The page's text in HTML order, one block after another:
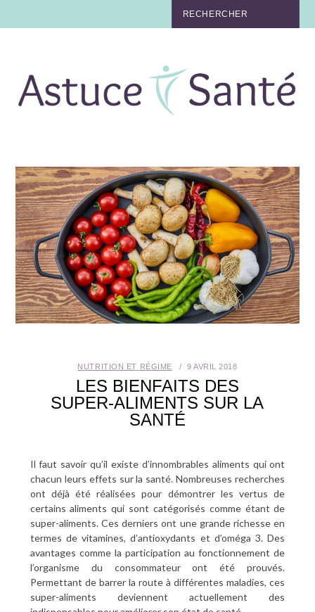
TABAC
NUTRITION
MÉDECINE
MÉDECINE DOUCE
BIEN-ÊTRE
SENIOR
NUTRITION ET RÉGIME 9 AVRIL 2018
LES BIENFAITS DES
SUPER-ALIMENTS SUR LA
SANTÉ
Il faut savoir qu’il existe d’innombrables aliments qui ont
chacun leurs effets sur la santé. Nombreuses recherches
ont déjà été réalisées pour démontrer les vertus de
certains aliments qui sont catégorisés comme étant de
super-aliments. Ces derniers ont une grande richesse en
termes de vitamines, d’antioxydants et d’oméga 3. Des
avantages comme la participation au fonctionnement de
l’organisme du consommateur ont été prouvés.
Permettant de barrer la route à différentes maladies, ces
super-aliments deviennent actuellement des